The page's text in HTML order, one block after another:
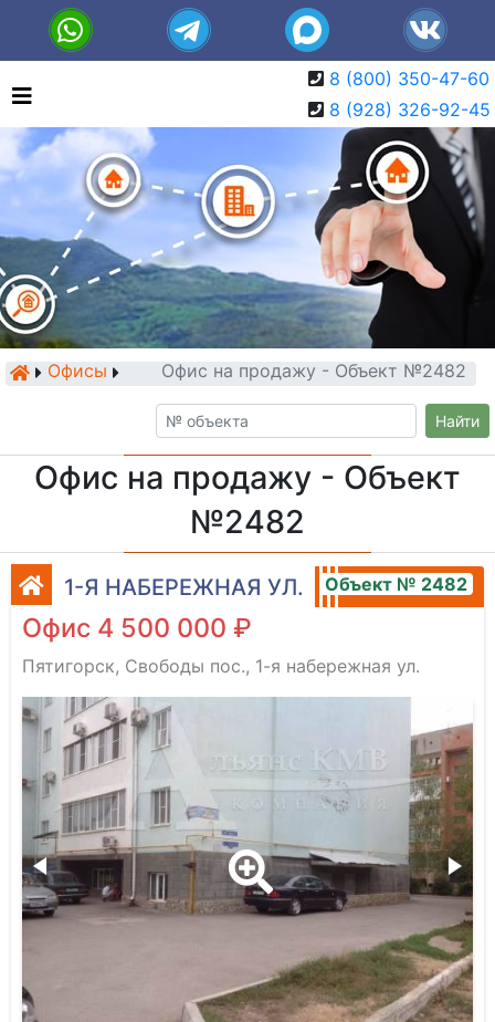
8 (800) 350-47-60
8 (928) 326-92-45
Офисы Офис на продажу - Объект №2482
Найти
Офис на продажу - Объект
№2482
1-Я НАБЕРЕЖНАЯ УЛ. Объект № 2482
Офис 4 500 000 ₽
Пятигорск, Свободы пос., 1-я набережная ул.